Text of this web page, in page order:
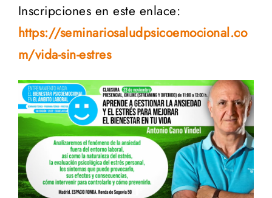
Inscripciones en este enlace:
https://seminariosaludpsicoemocional.co
m/vida-sin-estres